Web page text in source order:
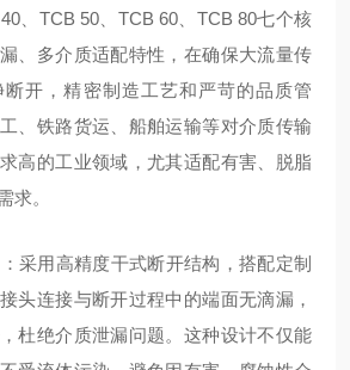
、TCB 50、TCB 60、TCB 80七个核
、多介质适配特性，在确保大流量传
开，精密制造工艺和严苛的品质管
、铁路货运、船舶运输等对介质传输
高的工业领域，尤其适配有害、脱脂
求。
采用高精度干式断开结构，搭配定制
头连接与断开过程中的端面无滴漏，
杜绝介质泄漏问题。这种设计不仅能